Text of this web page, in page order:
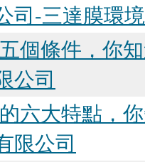
司-三達膜環
個條件，你
公司
六大特點，
限公司